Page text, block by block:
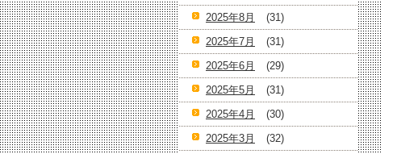
2025年8月
(31)
2025年7月
(31)
2025年6月
(29)
2025年5月
(31)
2025年4月
(30)
2025年3月
(32)